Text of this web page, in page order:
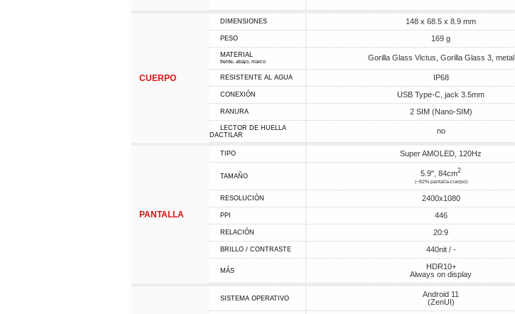
CUERPO
DIMENSIONES 148 x 68.5 x 8.9 mm
PESO 169 g
MATERIAL
frente, abajo, marco Gorilla Glass Victus, Gorilla Glass 3, metal
RESISTENTE AL AGUA IP68
CONEXIÓN USB Type-C, jack 3.5mm
RANURA 2 SIM (Nano-SIM)
LECTOR DE HUELLA
DACTILAR
no
PANTALLA
TIPO Super AMOLED, 120Hz
TAMAÑO 5.9", 84cm2
(~82% pantalla-cuerpo)
RESOLUCIÓN 2400x1080
PPI 446
RELACIÓN 20:9
BRILLO / CONTRASTE 440nit / -
MÁS
HDR10+
Always on display
SISTEMA OPERATIVO
Android 11
(ZenUI)